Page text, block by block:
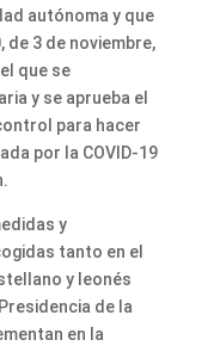
autónoma y que
de 3 de noviembre,
que se
y se aprueba el
para hacer
por la COVID-19
y
tanto en el
y leonés
de la
en la